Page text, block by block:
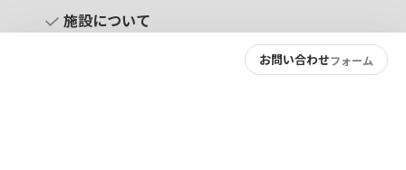
お問い合わせフォーム
施設について